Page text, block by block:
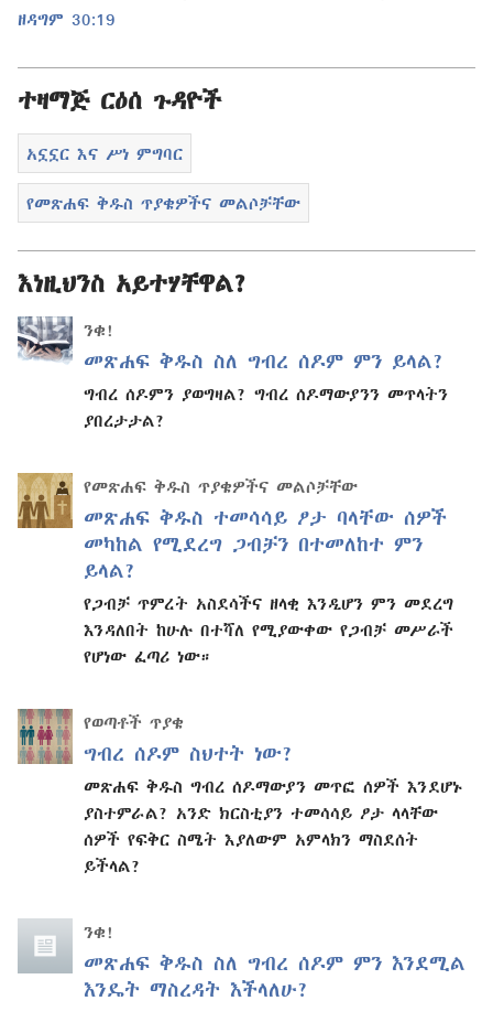
ዘዳግም 30:19
ተዛማጅ ርዕሰ ጉዳዮች
አኗኗር እና ሥነ ምግባር
የመጽሐፍ ቅዱስ ጥያቄዎችና መልሶቻቸው
እነዚህንስ አይተሃቸዋል?
ንቁ!
መጽሐፍ ቅዱስ ስለ ግብረ ሰዶም ምን ይላል?
ግብረ ሰዶምን ያወግዛል? ግብረ ሰዶማውያንን መጥላትን
ያበረታታል?
የመጽሐፍ ቅዱስ ጥያቄዎችና መልሶቻቸው
መጽሐፍ ቅዱስ ተመሳሳይ ፆታ ባላቸው ሰዎች
መካከል የሚደረግ ጋብቻን በተመለከተ ምን
ይላል?
የጋብቻ ጥምረት አስደሳችና ዘላቂ እንዲሆን ምን መደረግ
እንዳለበት ከሁሉ በተሻለ የሚያውቀው የጋብቻ መሥራች
የሆነው ፈጣሪ ነው።
የወጣቶች ጥያቄ
ግብረ ሰዶም ስህተት ነው?
መጽሐፍ ቅዱስ ግብረ ሰዶማውያን መጥፎ ሰዎች እንደሆኑ
ያስተምራል? አንድ ክርስቲያን ተመሳሳይ ፆታ ላላቸው
ሰዎች የፍቅር ስሜት እያለውም አምላክን ማስደሰት
ይችላል?
ንቁ!
መጽሐፍ ቅዱስ ስለ ግብረ ሰዶም ምን እንደሚል
እንዴት ማስረዳት እችላለሁ?